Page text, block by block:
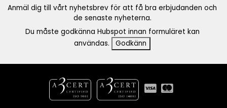
Anmäl dig till vårt nyhetsbrev för att få bra erbjudanden och
de senaste nyheterna.
Du måste godkänna Hubspot innan formuläret kan
användas.
Godkänn